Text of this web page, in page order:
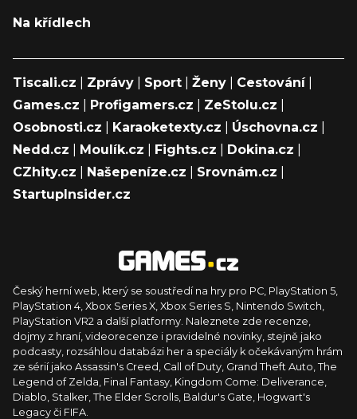
Na křídlech
Tiscali.cz Zprávy Sport Ženy Cestování|
Games.cz
Profigamers.cz ZeStolu.cz
Osobnosti.cz
Karaoketexty.cz Úschovna.cz
Nedd.cz
Moulík.cz Fights.cz Dokina.cz
CZhity.cz
Našepeníze.cz Srovnám.cz
StartupInsider.cz
Český herní web, který se soustředí na hry pro PC, PlayStation 5,
PlayStation 4, Xbox Series X, Xbox Series S, Nintendo Switch,
PlayStation VR2 a další platformy. Naleznete zde recenze,
dojmy z hraní, videorecenze i pravidelné novinky, stejně jako
podcasty, rozsáhlou databázi her a speciály k očekávaným hrám
ze sérií jako Assassin's Creed, Call of Duty, Grand Theft Auto, The
Legend of Zelda, Final Fantasy, Kingdom Come: Deliverance,
Diablo, Stalker, The Elder Scrolls, Baldur's Gate, Hogwart's
Legacy či FIFA.